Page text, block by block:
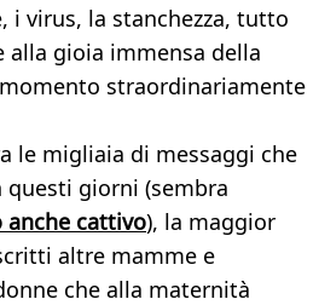
i virus, la stanchezza, tutto
alla gioia immensa della
straordinariamente
le migliaia di messaggi che
questi giorni (sembra
anche cattivo), la maggior
altre mamme e
che alla maternità